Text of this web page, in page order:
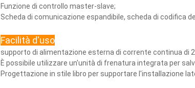
Funzione di controllo master-slave;
Scheda di comunicazione espandibile, scheda di codifica
Facilità d'uso
supporto di alimentazione esterna di corrente continua di
È possibile utilizzare un'unità di frenatura integrata per
Progettazione in stile libro per supportare l'installazione